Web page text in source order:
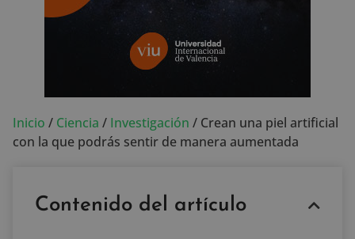
Inicio / Ciencia / Investigación / Crean una piel artificial
con la que podrás sentir de manera aumentada
Contenido del artículo